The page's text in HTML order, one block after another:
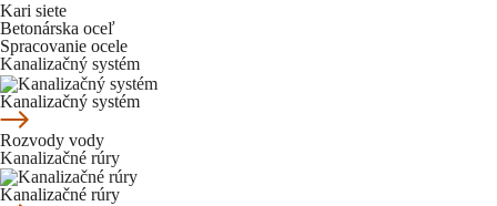
Kari siete
Betonárska oceľ
Spracovanie ocele
Kanalizačný systém
Kanalizačný systém
Rozvody vody
Kanalizačné rúry
Kanalizačné rúry